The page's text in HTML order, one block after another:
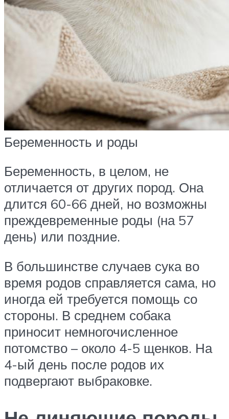
Беременность и роды
Беременность, в целом, не
отличается от других пород. Она
длится 60-66 дней, но возможны
преждевременные роды (на 57
день) или поздние.
В большинстве случаев сука во
время родов справляется сама, но
иногда ей требуется помощь со
стороны. В среднем собака
приносит немногочисленное
потомство – около 4-5 щенков. На
4-ый день после родов их
подвергают выбраковке.